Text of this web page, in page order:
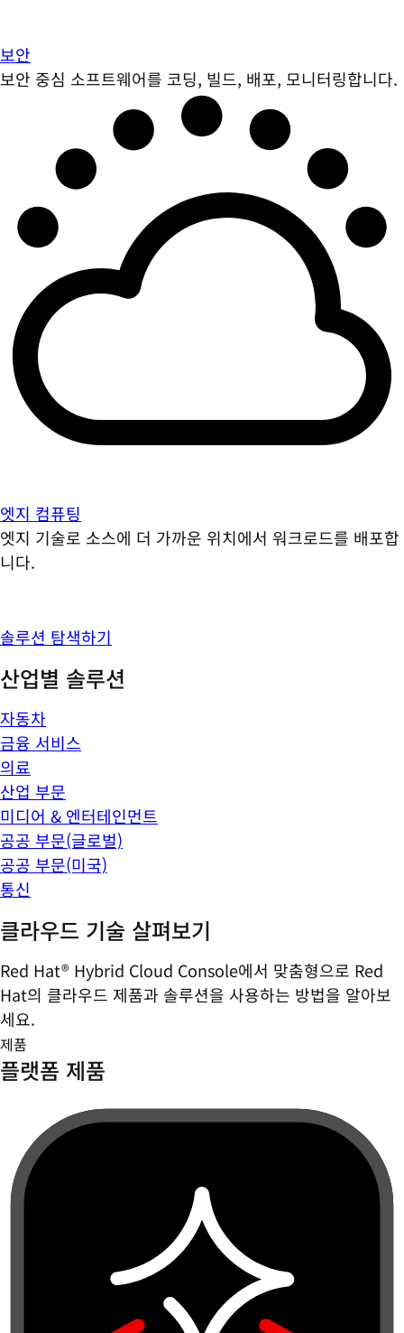
보안
보안 중심 소프트웨어를 코딩, 빌드, 배포, 모니터링합니다.
엣지 컴퓨팅
엣지 기술로 소스에 더 가까운 위치에서 워크로드를 배포합
니다.
솔루션 탐색하기
산업별 솔루션
자동차
금융 서비스
의료
산업 부문
미디어 & 엔터테인먼트
공공 부문(글로벌)
공공 부문(미국)
통신
클라우드 기술 살펴보기
Red Hat® Hybrid Cloud Console에서 맞춤형으로 Red
Hat의 클라우드 제품과 솔루션을 사용하는 방법을 알아보
세요.
제품
플랫폼 제품